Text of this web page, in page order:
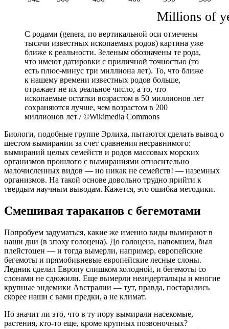
С родами (genera, по вертикальной оси отмечены
тысячи известных ископаемых родов) картина уже
ближе к реальности. Зеленым обозначены те рода,
что имеют датировки с приличной точностью (то
есть плюс-минус три миллиона лет). То, что ближе
к нашему времени известных родов больше,
отражает не их реальное число, а то, что
ископаемые остатки возрастом в 50 миллионов лет
сохраняются лучше, чем возрастом в 200
миллионов лет / ©Wikimedia Commons
Биологи, подобные группе Эрлиха, пытаются сделать вывод о
шестом вымирании за счет сравнения несравнимого:
вымираний целых семейств и родов массовых морских
организмов прошлого с вымираниями относительно
малочисленных видов — но никак не семейств! — наземных
организмов. На такой основе довольно трудно прийти к
твердым научным выводам. Кажется, это ошибка методики.
Смешивая тараканов с бегемотами
Попробуем задуматься, какие же именно виды вымирают в
наши дни (в эпоху голоцена). До голоцена, напомним, был
плейстоцен — и тогда вымерли, например, европейские
бегемоты и прямобивневые европейские лесные слоны.
Ледник сделал Европу слишком холодной, и бегемоты со
слонами не сдюжили. Еще вымерли неандертальцы и многие
крупные эндемики Австралии — тут, правда, постарались
скорее наши с вами предки, а не климат.
Но значит ли это, что в ту пору вымирали насекомые,
растения, кто-то еще, кроме крупных позвоночных?